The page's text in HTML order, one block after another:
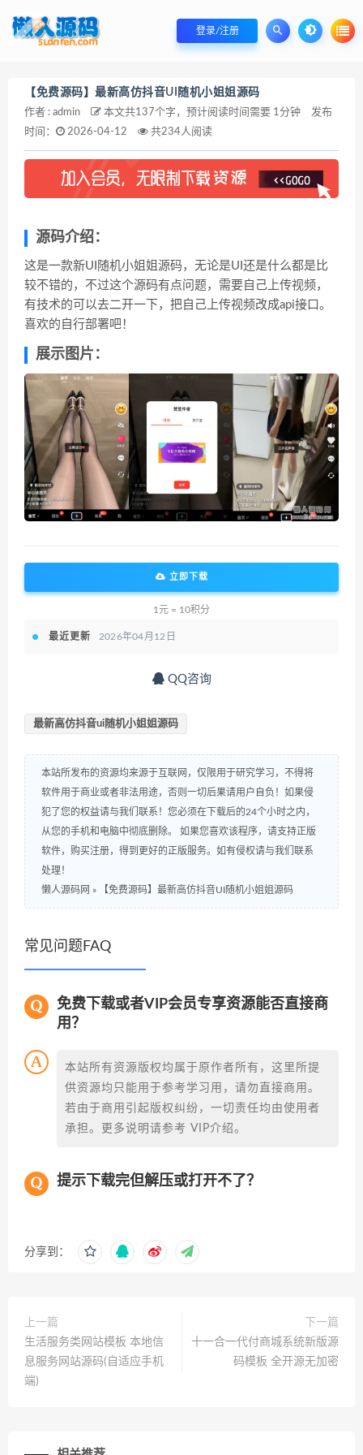
登录/注册
【免费源码】最新高仿抖音UI随机小姐姐源码
作者 : admin 本文共137个字，预计阅读时间需要 1分钟
发布
时间：
2026-04-12 共234人阅读
源码介绍：
这是一款新UI随机小姐姐源码，无论是UI还是什么都是比
较不错的，不过这个源码有点问题，需要自己上传视频，
有技术的可以去二开一下，把自己上传视频改成api接口。
喜欢的自行部署吧！
展示图片：
立即下载
1元 = 10积分
最近更新 2026年04月12日
QQ咨询
最新高仿抖音ui随机小姐姐源码
本站所发布的资源均来源于互联网，仅限用于研究学习，不得将
软件用于商业或者非法用途，否则一切后果请用户自负！如果侵
犯了您的权益请与我们联系！您必须在下载后的24个小时之内，
从您的手机和电脑中彻底删除。 如果您喜欢该程序，请支持正版
软件，购买注册，得到更好的正版服务。如有侵权请与我们联系
处理！
懒人源码网 » 【免费源码】最新高仿抖音UI随机小姐姐源码
常见问题FAQ
免费下载或者VIP会员专享资源能否直接商
用？
本站所有资源版权均属于原作者所有，这里所提
供资源均只能用于参考学习用，请勿直接商用。
若由于商用引起版权纠纷，一切责任均由使用者
承担。更多说明请参考 VIP介绍。
提示下载完但解压或打开不了？
分享到：
上一篇
生活服务类网站模板 本地信
息服务网站源码(自适应手机
端)
下一篇
十一合一代付商城系统新版源
码模板 全开源无加密